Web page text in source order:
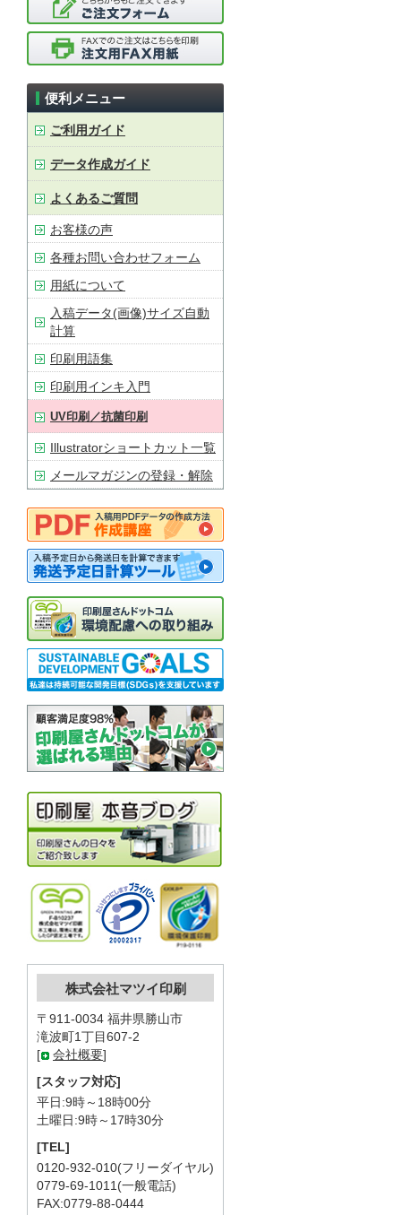
便利メニュー
ご利用ガイド
データ作成ガイド
よくあるご質問
お客様の声
各種お問い合わせフォーム
用紙について
入稿データ(画像)サイズ自動
計算
印刷用語集
印刷用インキ入門
UV印刷／抗菌印刷
Illustratorショートカット一覧
メールマガジンの登録・解除
株式会社マツイ印刷
〒911-0034 福井県勝山市
滝波町1丁目607-2
[
会社概要]
[スタッフ対応]
平日:9時～18時00分
土曜日:9時～17時30分
[TEL]
0120-932-010(フリーダイヤル)
0779-69-1011(一般電話)
FAX:0779-88-0444